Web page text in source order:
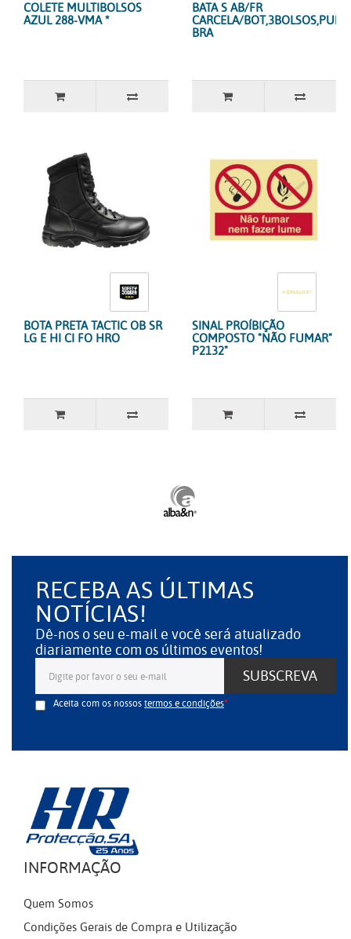
COLETE MULTIBOLSOS
AZUL 288-VMA *
BATA S AB/FR
CARCELA/
BRA
BOTA PRETA TACTIC OB SR
LG E HI CI FO HRO
SINAL PROÍBIÇÃO
COMPOSTO "NÃO FUMAR"
P2132"
RECEBA AS ÚLTIMAS
NOTÍCIAS!
Dê-nos o seu e-mail e você será atualizado
diariamente com os últimos eventos!
SUBSCREVA
Aceita com os nossostermos e condições
INFORMAÇÃO
Quem Somos
Condições Gerais de Compra e Utilização